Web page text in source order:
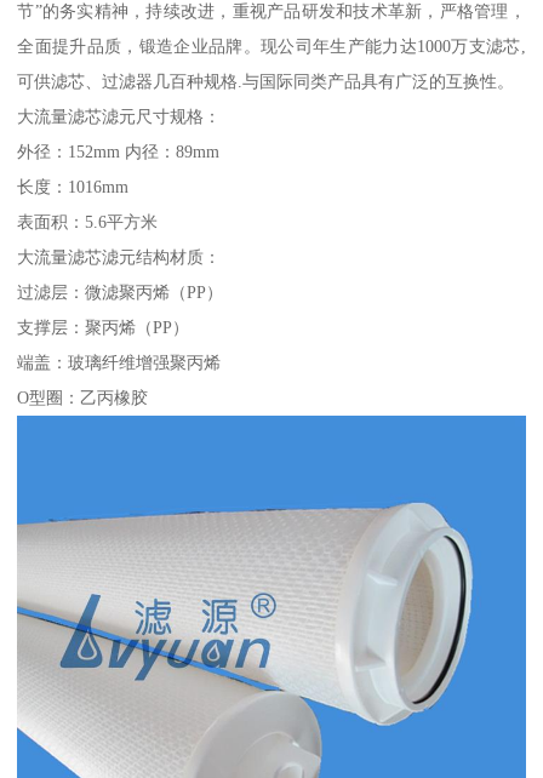
节”的务实精神，持续改进，重视产品研发和技术革新，严格管理，
全面提升品质，锻造企业品牌。现公司年生产能力达1000万支滤芯,
可供滤芯、过滤器几百种规格.与国际同类产品具有广泛的互换性。
大流量滤芯滤元尺寸规格：
外径：152mm 内径：89mm
长度：1016mm
表面积：5.6平方米
大流量滤芯滤元结构材质：
过滤层：微滤聚丙烯（PP）
支撑层：聚丙烯（PP）
端盖：玻璃纤维增强聚丙烯
O型圈：乙丙橡胶